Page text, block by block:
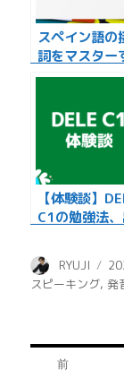
スペイン語の
詞をマスター
る。接続詞の
【体験談】
C1の勉強法
ントを紹介
投
稿
RYUJI
投
稿
スピーキング, 発
前